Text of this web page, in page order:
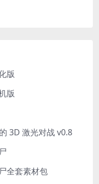
版
版
3D 激光对战 v0.8
全套素材包